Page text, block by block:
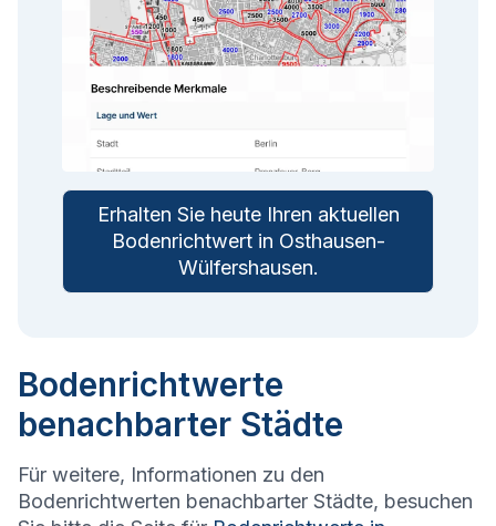
Erhalten Sie heute Ihren aktuellen
Bodenrichtwert in Osthausen-
Wülfershausen.
Bodenrichtwerte
benachbarter Städte
Für weitere, Informationen zu den
Bodenrichtwerten benachbarter Städte, besuchen